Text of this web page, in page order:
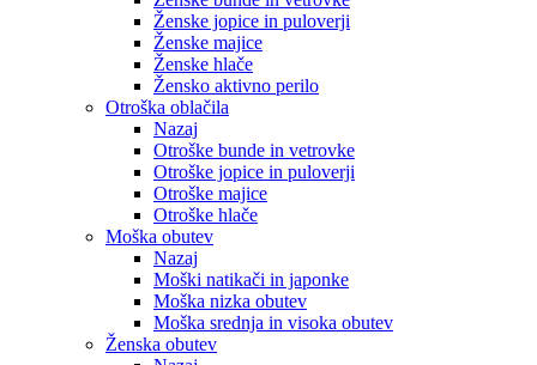
Ženske jopice in puloverji
Ženske majice
Ženske hlače
Žensko aktivno perilo
Otroška oblačila
Nazaj
Otroške bunde in vetrovke
Otroške jopice in puloverji
Otroške majice
Otroške hlače
Moška obutev
Nazaj
Moški natikači in japonke
Moška nizka obutev
Moška srednja in visoka obutev
Ženska obutev